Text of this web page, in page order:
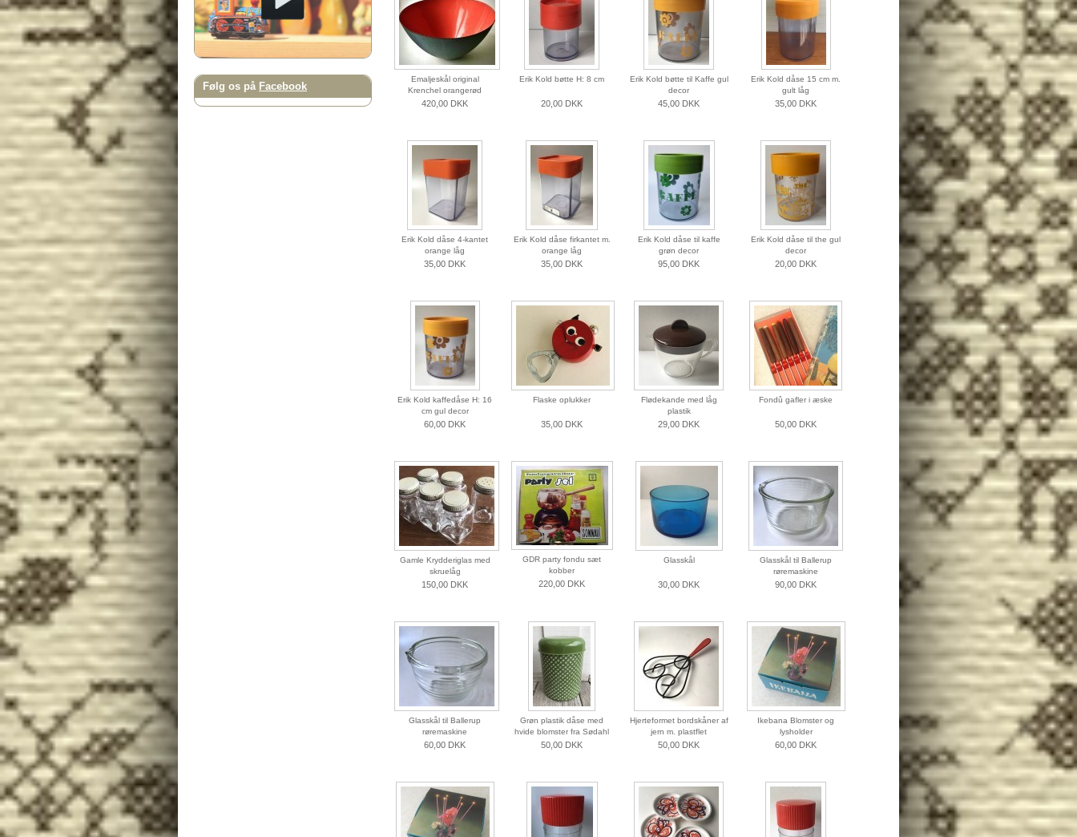
Følg os på Facebook
Emaljeskål original
Krenchel orangerød
420,00 DKK
Erik Kold bøtte H: 8 cm
20,00 DKK
Erik Kold bøtte til Kaffe gul
decor
45,00 DKK
Erik Kold dåse 15 cm m.
gult låg
35,00 DKK
Erik Kold dåse 4-kantet
orange låg
35,00 DKK
Erik Kold dåse firkantet m.
orange låg
35,00 DKK
Erik Kold dåse til kaffe
grøn decor
95,00 DKK
Erik Kold dåse til the gul
decor
20,00 DKK
Erik Kold kaffedåse H: 16
cm gul decor
60,00 DKK
Flaske oplukker
35,00 DKK
Flødekande med låg
plastik
29,00 DKK
Fondû gafler i æske
50,00 DKK
Gamle Krydderiglas med
skruelåg
150,00 DKK
GDR party fondu sæt
kobber
220,00 DKK
Glasskål
30,00 DKK
Glasskål til Ballerup
røremaskine
90,00 DKK
Glasskål til Ballerup
røremaskine
60,00 DKK
Grøn plastik dåse med
hvide blomster fra Sødahl
50,00 DKK
Hjerteformet bordskåner af
jern m. plastflet
50,00 DKK
Ikebana Blomster og
lysholder
60,00 DKK